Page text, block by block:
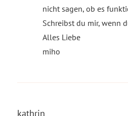
nicht sagen, ob es
Schreibst du mir, wenn
Alles Liebe
miho
kathrin